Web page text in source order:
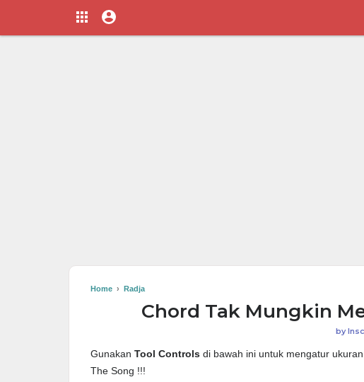
Home › Radja
Chord Tak Mungkin
by
Gunakan Tool Controls di bawah ini untuk mengatur
The Song !!!